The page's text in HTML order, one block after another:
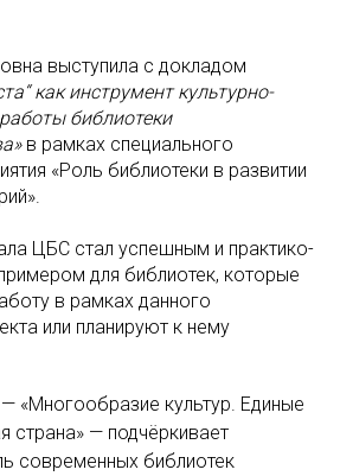
выступила с докладом
как инструмент культурно-
библиотеки
в рамках специального
«Роль библиотеки в развитии
ЦБС стал успешным и практико-
для библиотек, которые
в рамках данного
или планируют к нему
«Многообразие культур. Единые
страна» — подчёркивает
современных библиотек